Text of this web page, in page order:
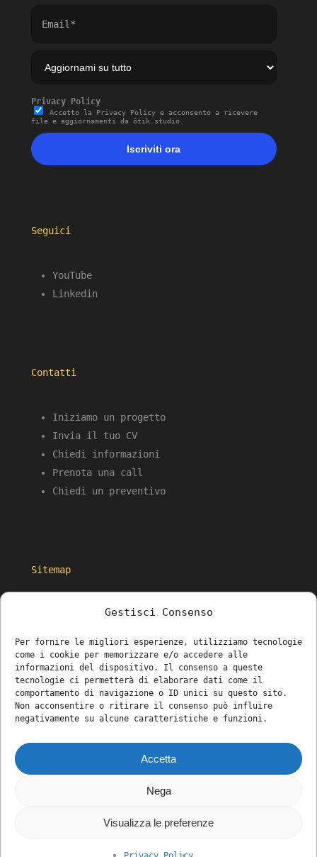
Gestisci Consenso
Per fornire le migliori esperienze, utilizziamo tecnologie
come i cookie per memorizzare e/o accedere alle
informazioni del dispositivo. Il consenso a queste
tecnologie ci permetterà di elaborare dati come il
comportamento di navigazione o ID unici su questo sito.
Non acconsentire o ritirare il consenso può influire
negativamente su alcune caratteristiche e funzioni.
Accetta
Nega
Visualizza le preferenze
✕
Tutorial, case study e risorse creative —
Iscriviti ora →
Privacy Policy
Accetto la Privacy Policy e acconsento a ricevere
file e aggiornamenti da ōtik.studio.
Iscriviti ora
Seguici
YouTube
Linkedin
Contatti
Iniziamo un progetto
Invia il tuo CV
Chiedi informazioni
Prenota una call
Chiedi un preventivo
Sitemap
The Studio
Metodo ōtik
Journal.
Privacy policy
instagram